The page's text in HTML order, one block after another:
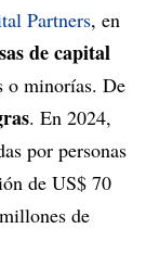
Partners, en
de capital
o minorías. De
. En 2024,
por personas
de US$ 70
de